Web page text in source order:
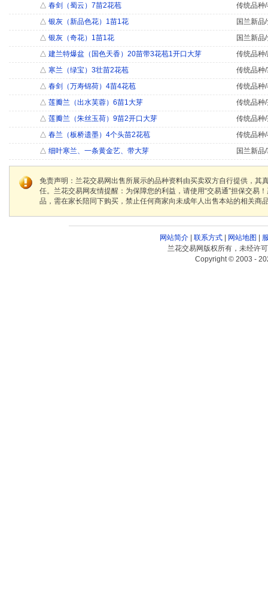
△ 春剑（蜀云）7苗2花苞
传统品种
△ 银灰（新品色花）1苗1花
国兰新品
△ 银灰（奇花）1苗1花
国兰新品
△ 建兰特爆盆（国色天香）20苗带3花苞1开口大芽
传统品种
△ 寒兰（绿宝）3壮苗2花苞
传统品种
△ 春剑（万寿锦荷）4苗4花苞
传统品种
△ 莲瓣兰（出水芙蓉）6苗1大芽
传统品种
△ 莲瓣兰（朱丝玉荷）9苗2开口大芽
传统品种
△ 春兰（板桥遗墨）4个头苗2花苞
传统品种
△ 细叶寒兰、一条黄金艺、带大芽 国兰新品
免责声明：兰花交易网出售所展示的品种资料由买卖双方自行提供，
任。兰花交易网友情提醒：为保障您的利益，请使用“交易通”担保交
品，需在家长陪同下购买，禁止任何商家向未成年人出售本站的相关商
网站简介| 联系方式| 网站地图
兰花交易网版权所有，未经许
Copyright © 2003 -